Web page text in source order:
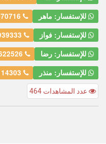
للإستفسار: ماهر
للإستفسار: فواز
للإستفسار: رضا
للإستفسار: منذر
عدد المشاهدات 464